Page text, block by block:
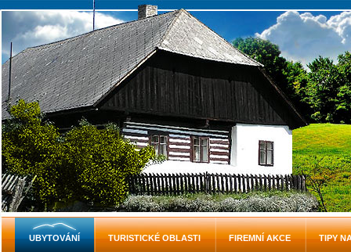
UBYTOVÁNÍ TURISTICKÉ OBLASTI FIREMNÍ AKCE TIPY